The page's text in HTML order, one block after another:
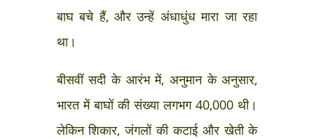
बाघ बचे हैं, और उन्हें अंधाधुंध मारा जा रहा
था।
बीसवीं सदी के आरंभ में, अनुमान के अनुसार,
भारत में बाघों की संख्या लगभग 40,000 थी।
लेकिन शिकार, जंगलों की कटाई और खेती के